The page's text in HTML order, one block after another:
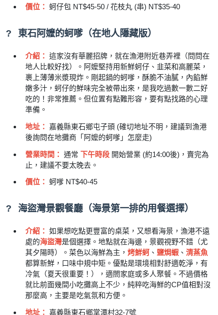
價位： 蚵仔包 NT$45-50 / 花枝丸 (串) NT$35-40
? 東石阿嬤的蚵嗲（在地人隱藏版）
介紹： 這家沒有華麗招牌，就在漁港附近巷弄裡（問問在
地人比較好找）。阿嬤堅持用新鮮蚵仔、韭菜和高麗菜，
裹上薄薄米漿現炸。剛起鍋的蚵嗲，酥脆不油膩，內餡鮮
嫩多汁，蚵仔的鮮味完全被帶出來，是我吃過數一數二好
吃的！非常推薦。但位置有點難形容，要有點找路的心理
準備。
地址： 嘉義縣東石鄉屯子頭 (確切地址不明，建議到漁港
後詢問在地攤商「阿嬤的蚵嗲」怎麼走)
營業時間： 通常 下午時段 開始營業 (約14:00後)，賣完為
止，建議不要太晚去。
價位： 蚵嗲 NT$40-45
? 海盜灣景觀餐廳（海景第一排的用餐選擇）
介紹： 如果想吃點更豐富的桌菜，又想看海景，漁港不遠
處的海盜灣是個選擇。地點就在海邊，景觀視野不錯（尤
其夕陽時）。菜色以海鮮為主， 烤鮮蚵 、 鹽焗蝦 、 清蒸魚
都算新鮮，口味中規中矩。優點是環境相對舒適乾淨，有
冷氣（夏天很重要！），適閤家庭或多人聚餐。不過價格
就比前面幾間小吃攤高上不少，純粹吃海鮮的CP值相對沒
那麼高，主要是吃氣氛和方便。
地址： 嘉義縣東石鄉掌潭村32-7號